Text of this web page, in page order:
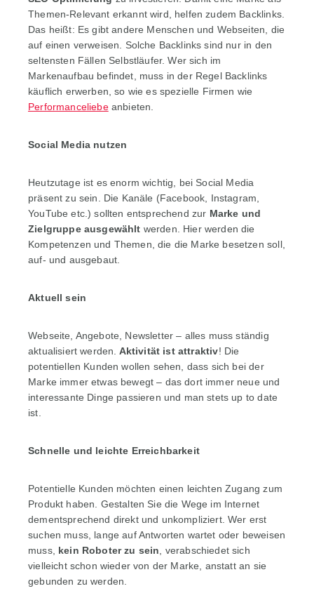
Themen-Relevant erkannt wird, helfen zudem Backlinks.
Das heißt: Es gibt andere Menschen und Webseiten, die
auf einen verweisen. Solche Backlinks sind nur in den
seltensten Fällen Selbstläufer. Wer sich im
Markenaufbau befindet, muss in der Regel Backlinks
käuflich erwerben, so wie es spezielle Firmen wie
Performanceliebeanbieten.
Social Media nutzen
Heutzutage ist es enorm wichtig, bei Social Media
präsent zu sein. Die Kanäle (Facebook, Instagram,
YouTube etc.) sollten entsprechend zur Marke und
Zielgruppe ausgewählt werden. Hier werden die
Kompetenzen und Themen, die die Marke besetzen soll,
auf- und ausgebaut.
Aktuell sein
Webseite, Angebote, Newsletter – alles muss ständig
aktualisiert werden. Aktivität ist attraktiv! Die
potentiellen Kunden wollen sehen, dass sich bei der
Marke immer etwas bewegt – das dort immer neue und
interessante Dinge passieren und man stets up to date
ist.
Schnelle und leichte Erreichbarkeit
Potentielle Kunden möchten einen leichten Zugang zum
Produkt haben. Gestalten Sie die Wege im Internet
dementsprechend direkt und unkompliziert. Wer erst
suchen muss, lange auf Antworten wartet oder beweisen
muss, kein Roboter zu sein , verabschiedet sich
vielleicht schon wieder von der Marke, anstatt an sie
gebunden zu werden.